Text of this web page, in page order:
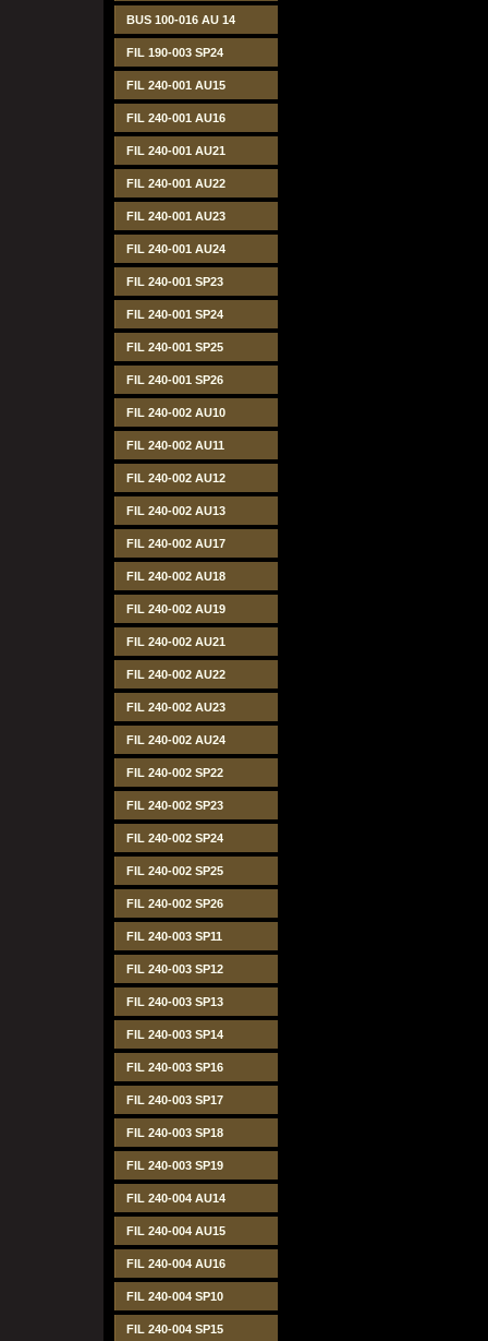
BUS 100-016 AU 14
FIL 190-003 SP24
FIL 240-001 AU15
FIL 240-001 AU16
FIL 240-001 AU21
FIL 240-001 AU22
FIL 240-001 AU23
FIL 240-001 AU24
FIL 240-001 SP23
FIL 240-001 SP24
FIL 240-001 SP25
FIL 240-001 SP26
FIL 240-002 AU10
FIL 240-002 AU11
FIL 240-002 AU12
FIL 240-002 AU13
FIL 240-002 AU17
FIL 240-002 AU18
FIL 240-002 AU19
FIL 240-002 AU21
FIL 240-002 AU22
FIL 240-002 AU23
FIL 240-002 AU24
FIL 240-002 SP22
FIL 240-002 SP23
FIL 240-002 SP24
FIL 240-002 SP25
FIL 240-002 SP26
FIL 240-003 SP11
FIL 240-003 SP12
FIL 240-003 SP13
FIL 240-003 SP14
FIL 240-003 SP16
FIL 240-003 SP17
FIL 240-003 SP18
FIL 240-003 SP19
FIL 240-004 AU14
FIL 240-004 AU15
FIL 240-004 AU16
FIL 240-004 SP10
FIL 240-004 SP15